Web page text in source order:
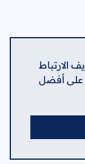
الارتباط
على أفضل